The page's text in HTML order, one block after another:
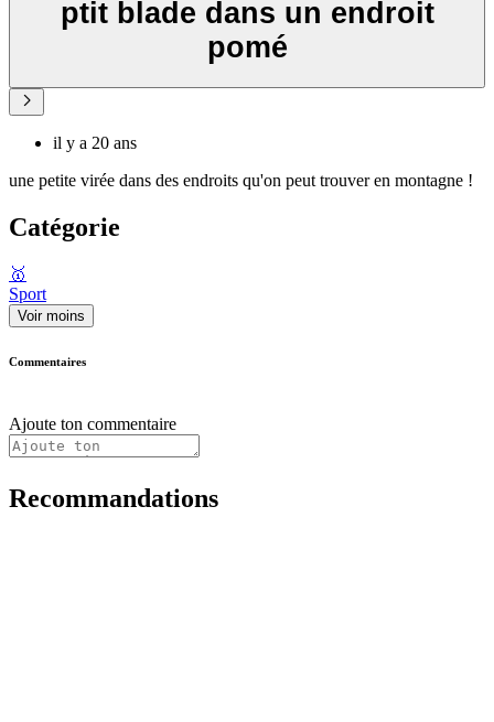
ptit blade dans un endroit
pomé
il y a 20 ans
une petite virée dans des endroits qu'on peut trouver en montagne !
Catégorie
🥇
Sport
Voir moins
Commentaires
Ajoute ton commentaire
Recommandations